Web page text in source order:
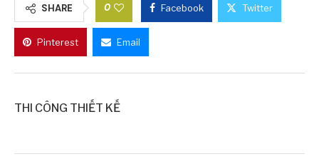
SHARE 0 Facebook Twitter
Pinterest Email
THI CÔNG THIẾT KẾ